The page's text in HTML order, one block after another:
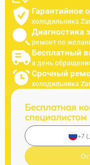
Гарантийное
холодильника
Диагностика
ремонт по
Бесплатный
в день
Срочный
холодильника
Бесплатная
специалистом